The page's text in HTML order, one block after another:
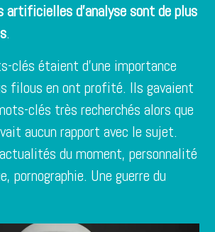
artificielles d’analyse sont de plus
.
clés étaient d’une importance
filous en ont profité. Ils gavaient
clés très recherchés alors que
aucun rapport avec le sujet.
du moment, personnalité
pornographie. Une guerre du